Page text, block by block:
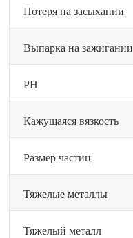
Потеря на засыхании
Выпарка на зажигании
РН
Кажущаяся вязкость
Размер частиц
Тяжелые металлы
Тяжелый металл